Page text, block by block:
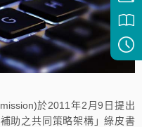
於2011年2月9日提出
助之共同策略架構」綠皮書